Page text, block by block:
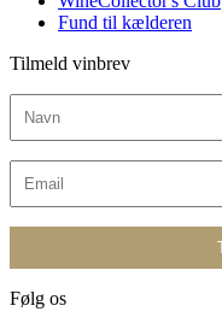
Fund til kælderen
Tilmeld vinbrev
Følg os